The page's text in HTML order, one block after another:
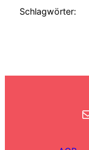
Schlagwörter: